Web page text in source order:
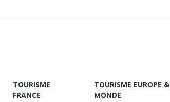
TOURISME
FRANCE
TOURISME EUROPE &
MONDE